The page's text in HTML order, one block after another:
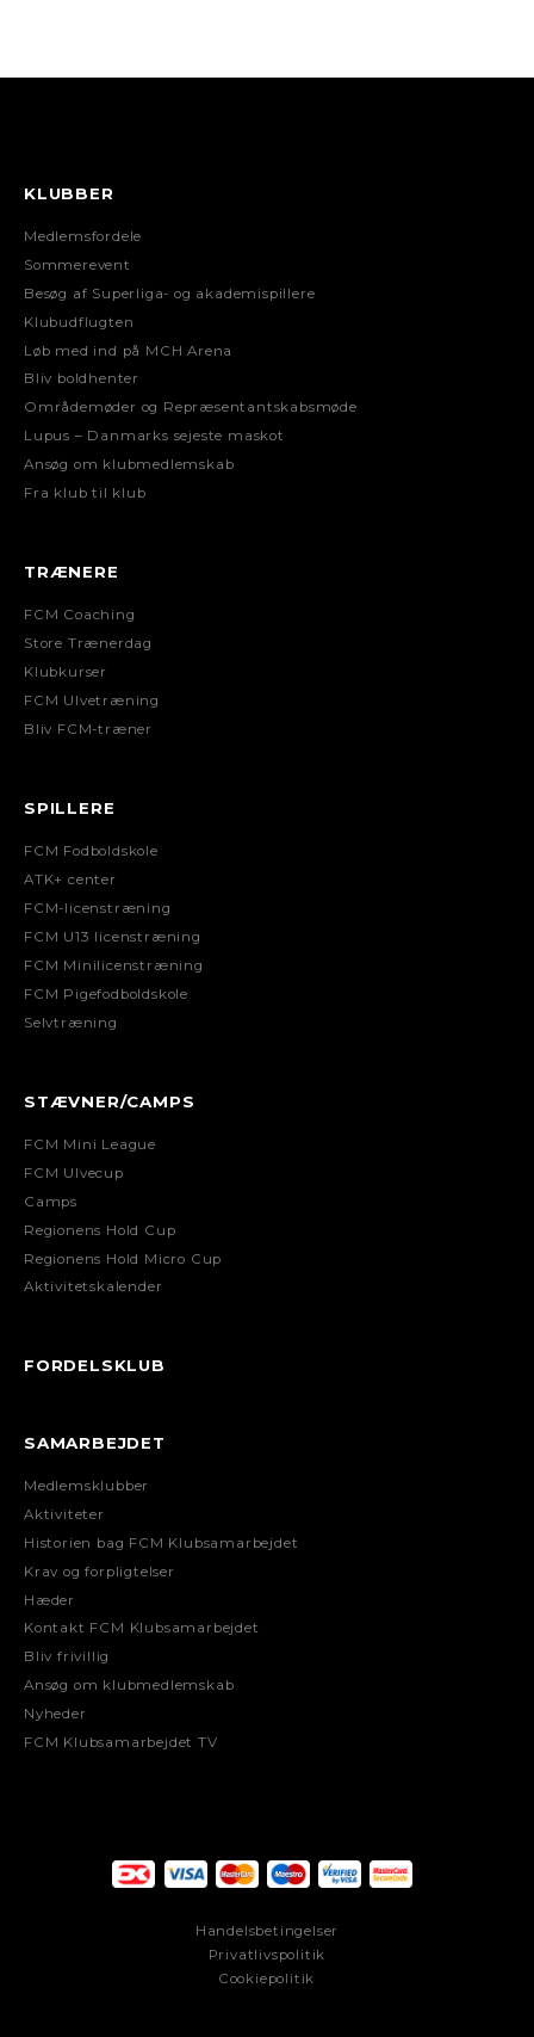
KLUBBER
Medlemsfordele
Sommerevent
Besøg af Superliga- og akademispillere
Klubudflugten
Løb med ind på MCH Arena
Bliv boldhenter
Områdemøder og Repræsentantskabsmøde
Lupus – Danmarks sejeste maskot
Ansøg om klubmedlemskab
Fra klub til klub
TRÆNERE
FCM Coaching
Store Trænerdag
Klubkurser
FCM Ulvetræning
Bliv FCM-træner
SPILLERE
FCM Fodboldskole
ATK+ center
FCM-licenstræning
FCM U13 licenstræning
FCM Minilicenstræning
FCM Pigefodboldskole
Selvtræning
STÆVNER/CAMPS
FCM Mini League
FCM Ulvecup
Camps
Regionens Hold Cup
Regionens Hold Micro Cup
Aktivitetskalender
FORDELSKLUB
SAMARBEJDET
Medlemsklubber
Aktiviteter
Historien bag FCM Klubsamarbejdet
Krav og forpligtelser
Hæder
Kontakt FCM Klubsamarbejdet
Bliv frivillig
Ansøg om klubmedlemskab
Nyheder
FCM Klubsamarbejdet TV
Handelsbetingelser
Privatlivspolitik
Cookiepolitik